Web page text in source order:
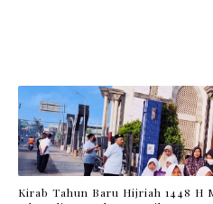
Kirab Tahun Baru Hijriah 1448 H